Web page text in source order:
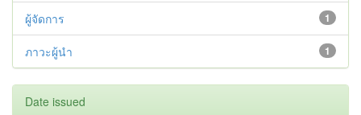
1
ผู้จัดการ
1
ภาวะผู้นำ
Date issued